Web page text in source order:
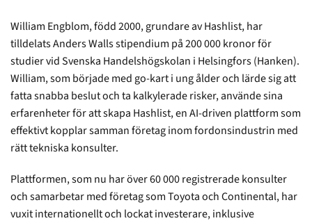
William Engblom, född 2000, grundare av Hashlist, har
tilldelats Anders Walls stipendium på 200 000 kronor för
studier vid Svenska Handelshögskolan i Helsingfors (Hanken).
William, som började med go-kart i ung ålder och lärde sig att
fatta snabba beslut och ta kalkylerade risker, använde sina
erfarenheter för att skapa Hashlist, en AI-driven plattform som
effektivt kopplar samman företag inom fordonsindustrin med
rätt tekniska konsulter.
Plattformen, som nu har över 60 000 registrerade konsulter
och samarbetar med företag som Toyota och Continental, har
vuxit internationellt och lockat investerare, inklusive